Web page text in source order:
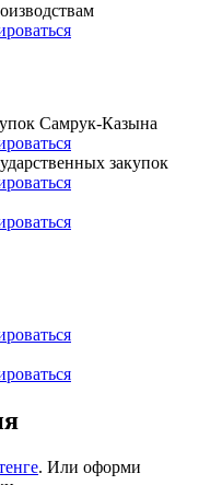
Самрук-Казына
закупок
. Или оформи